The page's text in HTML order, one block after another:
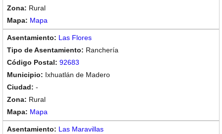
Rural
Mapa
Las Flores
Ranchería
92683
Ixhuatlán de Madero
-
Rural
Mapa
Las Maravillas